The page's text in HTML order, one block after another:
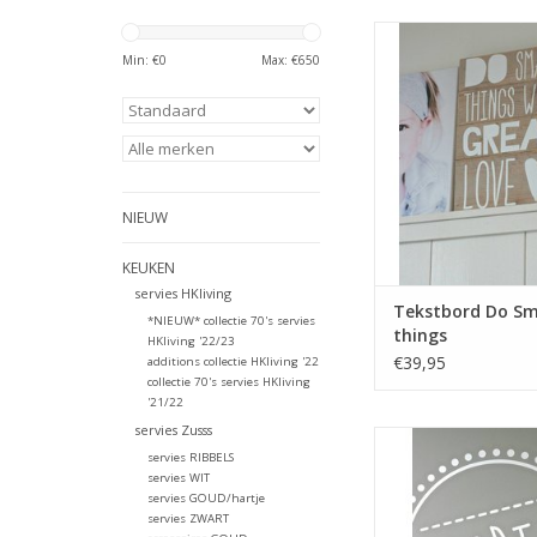
Min: €0 Max: €650
NIEUW
KEUKEN
servies HKliving
*NIEUW* collectie 70's servies
HKliving '22/23
additions collectie HKliving '22
collectie 70's servies HKliving
'21/22
servies Zusss
servies RIBBELS
servies WIT
servies GOUD/hartje
servies ZWART
de tekst 'Do small
great love' gemaakt
steigerhout.
TOEVOEGEN AAN
Tekstbord Do
things
€39,95
te maken naam
TOEVOEGEN AAN